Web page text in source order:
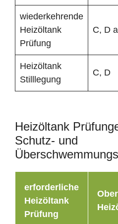
wiederkehrende
Heizöltank
Prüfung
C, D
Heizöltank
Stilllegung
C, D
Heizöltank
Schutz- und
erforderliche
Heizöltank
Prüfung